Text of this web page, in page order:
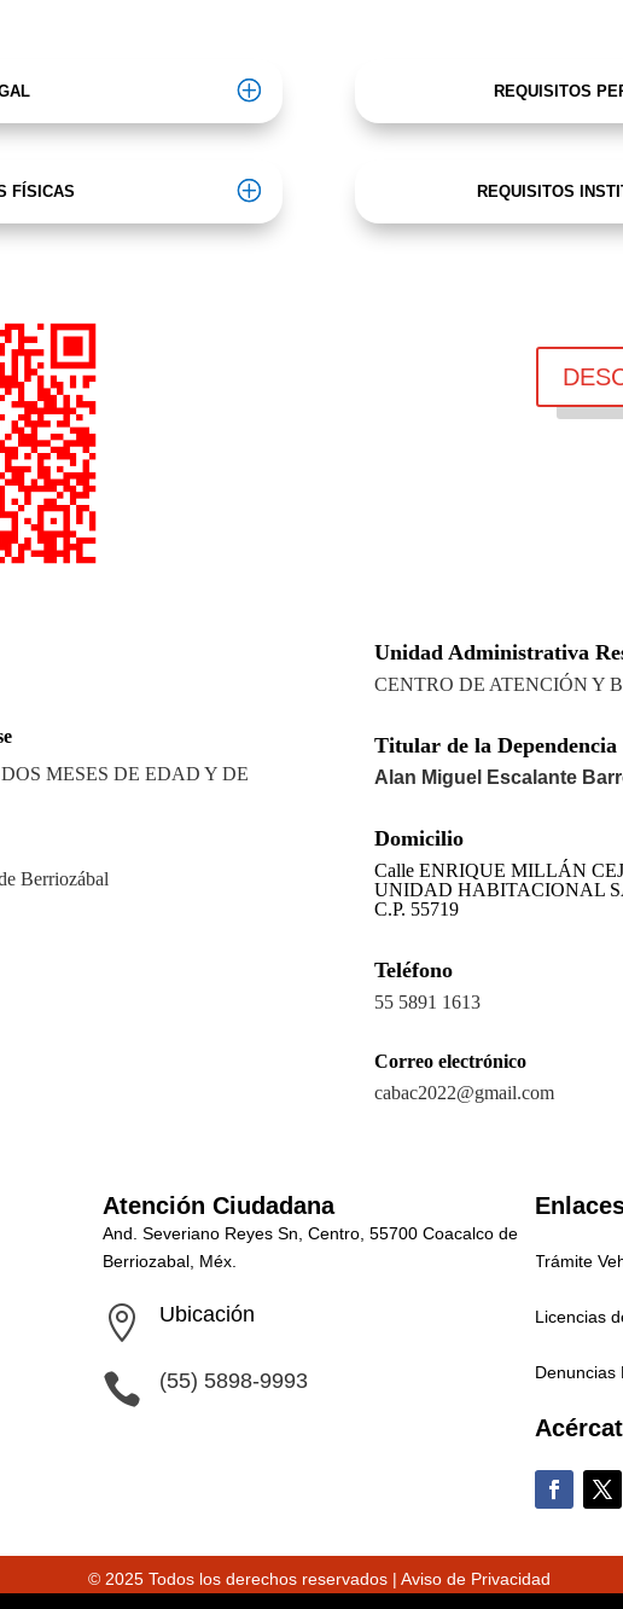
FÍSICAS
REQUISITOS
REQUISITOS
MESES DE EDAD Y DE
Berriozábal
Unidad Administrativa
CENTRO DE ATENCIÓN Y
Titular de la Dependencia
Alan Miguel Escalante
Domicilio
Calle ENRIQUE MILLÁN
UNIDAD HABITACIONAL
C.P. 55719
Teléfono
55 5891 1613
Correo electrónico
cabac2022@gmail.com
Atención Ciudadana
And. Severiano Reyes Sn, Centro, 55700 Coacalco de
Berriozabal, Méx.
 Ubicación
 (55) 5898-9993
Trámite
Licencias
Denuncias
© 2025 Todos los derechos reservados | Aviso de Privacidad